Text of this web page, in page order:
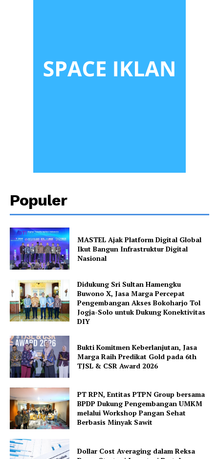
Populer
MASTEL Ajak Platform Digital Global
Ikut Bangun Infrastruktur Digital
Nasional
Didukung Sri Sultan Hamengku
Buwono X, Jasa Marga Percepat
Pengembangan Akses Bokoharjo Tol
Jogja-Solo untuk Dukung Konektivitas
DIY
Bukti Komitmen Keberlanjutan, Jasa
Marga Raih Predikat Gold pada 6th
TJSL & CSR Award 2026
PT RPN, Entitas PTPN Group bersama
BPDP Dukung Pengembangan UMKM
melalui Workshop Pangan Sehat
Berbasis Minyak Sawit
Dollar Cost Averaging dalam Reksa